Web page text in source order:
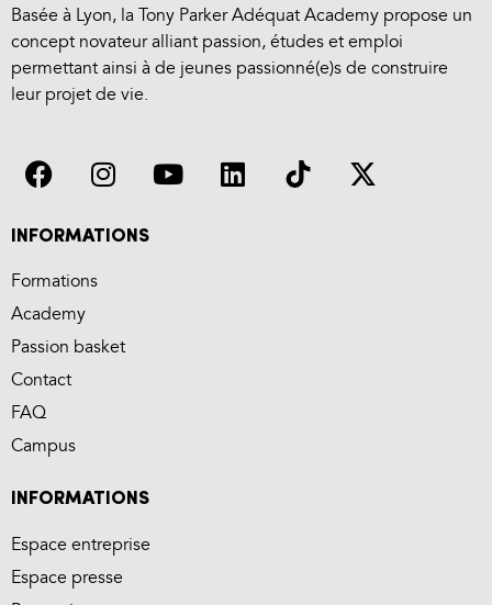
Basée à Lyon, la Tony Parker Adéquat Academy propose un
concept novateur alliant passion, études et emploi
permettant ainsi à de jeunes passionné(e)s de construire
leur projet de vie.
INFORMATIONS
Formations
Academy
Passion basket
Contact
FAQ
Campus
INFORMATIONS
Espace entreprise
Espace presse